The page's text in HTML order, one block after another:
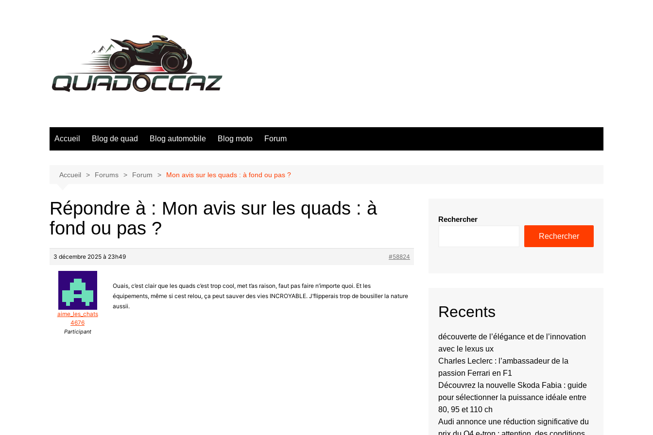
Accueil Blog de quad Blog automobile Blog moto Forum
Accueil Forums Forum Mon avis sur les quads : à fond ou pas ?
Répondre à : Mon avis sur les quads : à
fond ou pas ?
3 décembre 2025 à 23h49 #58824
aime_les_chats
4676
Participant
Ouais, c’est clair que les quads c’est trop cool, met t’as raison, faut pas faire n’importe quoi. Et les
équipements, même si cest relou, ça peut sauver des vies INCROYABLE. J’flipperais trop de bousiller la nature
aussii.
Rechercher
Rechercher
Recents
découverte de l’élégance et de l’innovation
avec le lexus ux
Charles Leclerc : l’ambassadeur de la
passion Ferrari en F1
Découvrez la nouvelle Skoda Fabia : guide
pour sélectionner la puissance idéale entre
80, 95 et 110 ch
Audi annonce une réduction significative du